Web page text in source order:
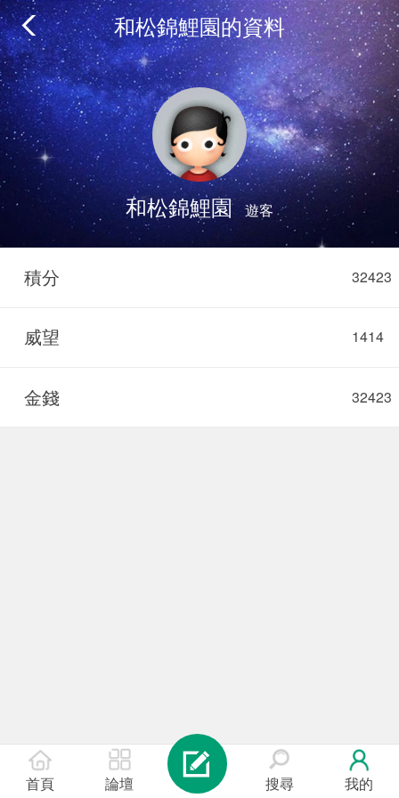
和松錦鯉園的資料
和松錦鯉園 遊客
32423
積分
1414
威望
32423
金錢
首頁 論壇 搜尋 我的